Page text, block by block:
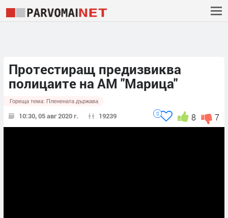
Протестиращ предизвиква
полицаите на АМ "Марица"
Гореща тема: Пленената държава
10:30, 05 авг 2020 г. 19239 7
8
0